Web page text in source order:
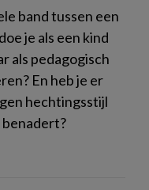
band tussen een
je als een kind
als pedagogisch
En heb je er
hechtingsstijl
benadert?